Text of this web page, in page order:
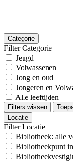
Categorie
Filter Categorie
Jeugd
Volwassenen
Jong en oud
Jongeren en
Alle leeftijden
Filters wissen
Locatie
Filter Locatie
Bibliotheek: alle
Bibliotheekpunt